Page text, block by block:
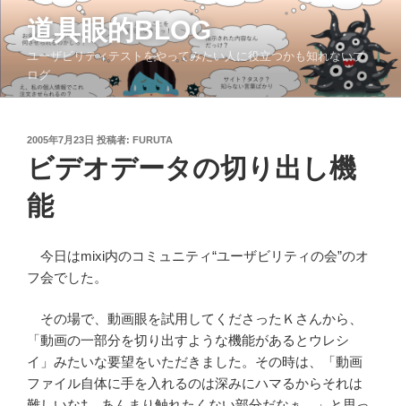
ン
テ
ツ
道具眼的BLOG
ユーザビリティテストをやってみたい人に役立つかも知れないブ
ログ
投
日:
2005年7月23日 投稿者: FURUTA
ビデオデータの切り出し機
能
今日はmixi内のコミュニティ“ユーザビリティの会”のオ
フ会でした。
その場で、動画眼を試用してくださったＫさんから、
「動画の一部分を切り出すような機能があるとウレシ
イ」みたいな要望をいただきました。その時は、「動画
ファイル自体に手を入れるのは深みにハマるからそれは